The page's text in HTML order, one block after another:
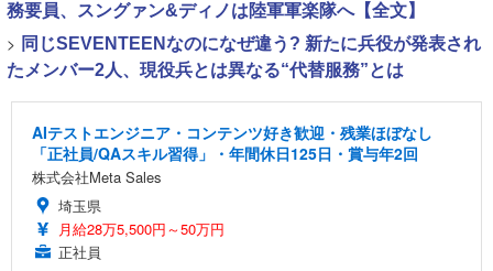
務要員、スングァン&ディノは陸軍軍楽隊へ【全文】
> 同じSEVENTEENなのになぜ違う? 新たに兵役が発表され
たメンバー2人、現役兵とは異なる“代替服務”とは
AIテストエンジニア・コンテンツ好き歓迎・残業ほぼなし
「正社員/QAスキル習得」・年間休日125日・賞与年2回
株式会社Meta Sales
埼玉県
月給28万5,500円～50万円
正社員